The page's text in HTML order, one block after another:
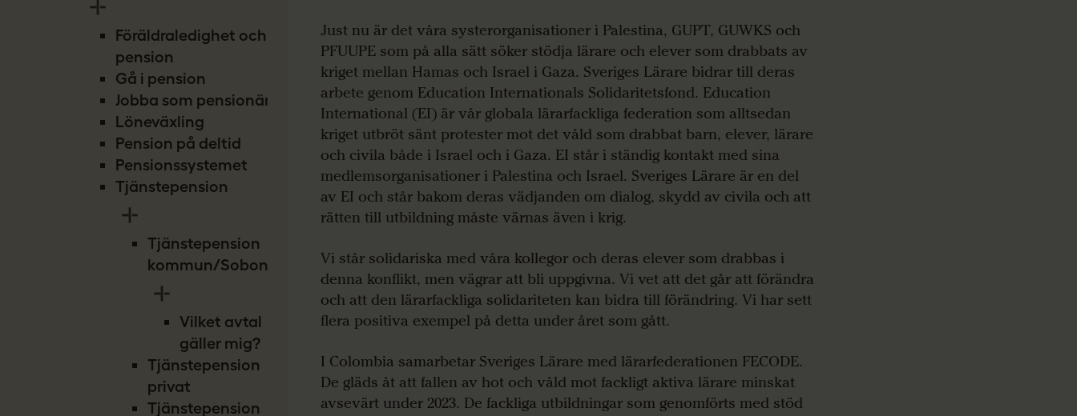
Föräldraledighet och
pension
Gå i pension
Jobba som pensionär
Löneväxling
Pension på deltid
Pensionssystemet
Tjänstepension
Tjänstepension
kommun/Sobona
Vilket avtal
gäller mig?
Tjänstepension
privat
Tjänstepension
Just nu är det våra systerorganisationer i Palestina, GUPT, GUWKS och
PFUUPE som på alla sätt söker stödja lärare och elever som drabbats av
kriget mellan Hamas och Israel i Gaza. Sveriges Lärare bidrar till deras
arbete genom Education Internationals Solidaritetsfond. Education
International (EI) är vår globala lärarfackliga federation som alltsedan
kriget utbröt sänt protester mot det våld som drabbat barn, elever, lärare
och civila både i Israel och i Gaza. EI står i ständig kontakt med sina
medlemsorganisationer i Palestina och Israel. Sveriges Lärare är en del
av EI och står bakom deras vädjanden om dialog, skydd av civila och att
rätten till utbildning måste värnas även i krig.
Vi står solidariska med våra kollegor och deras elever som drabbas i
denna konflikt, men vägrar att bli uppgivna. Vi vet att det går att förändra
och att den lärarfackliga solidariteten kan bidra till förändring. Vi har sett
flera positiva exempel på detta under året som gått.
I Colombia samarbetar Sveriges Lärare med lärarfederationen FECODE.
De gläds åt att fallen av hot och våld mot fackligt aktiva lärare minskat
avsevärt under 2023. De fackliga utbildningar som genomförts med stöd